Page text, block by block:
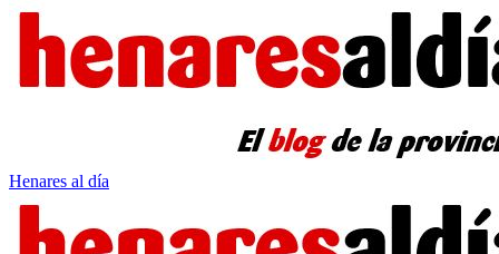
Henares al día